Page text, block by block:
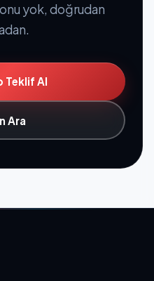
yok, doğrudan
Teklif Al
Ara